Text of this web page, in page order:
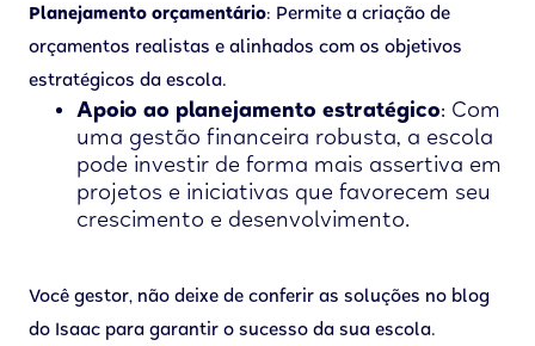
Planejamento orçamentário: Permite a criação de
orçamentos realistas e alinhados com os objetivos
estratégicos da escola.
Apoio ao planejamento estratégico: Com
uma gestão financeira robusta, a escola
pode investir de forma mais assertiva em
projetos e iniciativas que favorecem seu
crescimento e desenvolvimento.
Você gestor, não deixe de conferir as soluções no blog
do Isaac para garantir o sucesso da sua escola.